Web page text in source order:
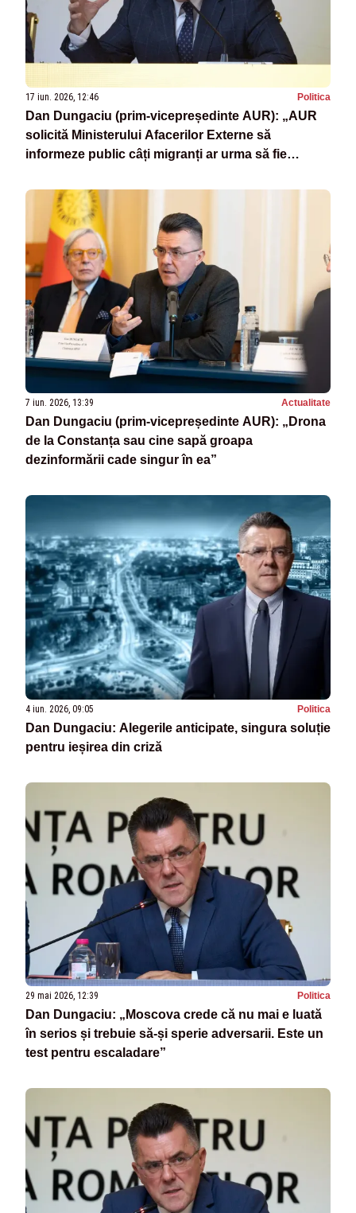
17 iun. 2026, 12:46 Politica
Dan Dungaciu (prim-vicepreședinte AUR): „AUR
solicită Ministerului Afacerilor Externe să
informeze public câți migranți ar urma să fie
european privind migrația și azilul”
7 iun. 2026, 13:39 Actualitate
Dan Dungaciu (prim-vicepreședinte AUR): „Drona
de la Constanța sau cine sapă groapa
dezinformării cade singur în ea”
4 iun. 2026, 09:05 Politica
Dan Dungaciu: Alegerile anticipate, singura soluție
pentru ieșirea din criză
29 mai 2026, 12:39 Politica
Dan Dungaciu: „Moscova crede că nu mai e luată
în serios și trebuie să-și sperie adversarii. Este un
test pentru escaladare”